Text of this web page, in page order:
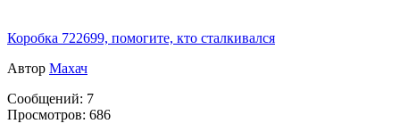
Коробка 722699, помогите, кто сталкивался
Автор Махач
Сообщений: 7
Просмотров: 686